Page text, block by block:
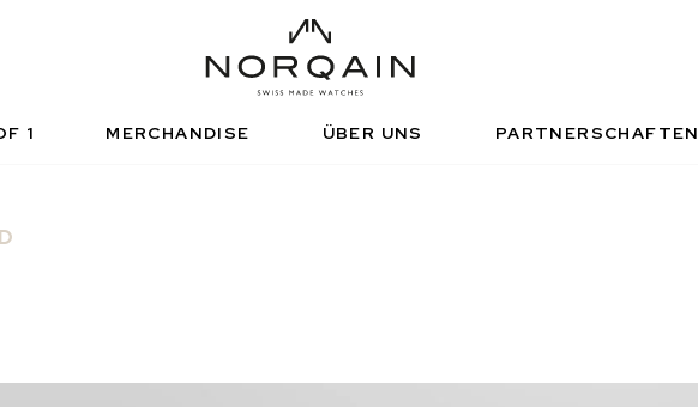
1 MERCHANDISE ÜBER UNS PARTNERSCHAFTEN
INDEPENDENCE ADVENTURE
NORQAIN WERTE
HÄNDLER NORQAIN BOUTIQUEN